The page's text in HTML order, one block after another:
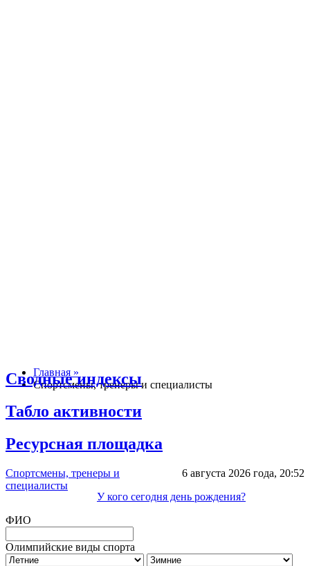
Главная »
Спортсмены, тренеры и специалисты
Сводные индексы
Табло активности
Ресурсная площадка
6 августа 2026 года, 20:52
У кого сегодня день рождения?
Спортсмены, тренеры и
специалисты
ФИО
Олимпийские виды спорта